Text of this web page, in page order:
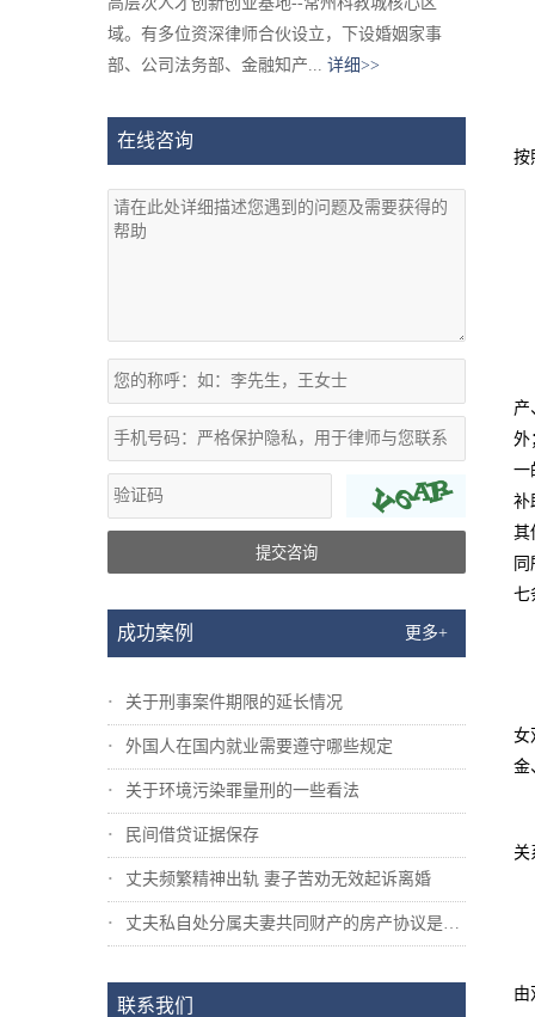
域。有多位资深律师合伙设立，下设婚姻家事
部、公司法务部、金融知产... 详细>>
在线咨询
提交咨询
成功案例 更多+
关于刑事案件期限的延长情况
外国人在国内就业需要遵守哪些规定
关于环境污染罪量刑的一些看法
民间借贷证据保存
丈夫频繁精神出轨 妻子苦劝无效起诉离婚
丈夫私自处分属夫妻共同财产的房产协议是否...
联系我们
按
产
外
一
补
其
七
女
金
关
由